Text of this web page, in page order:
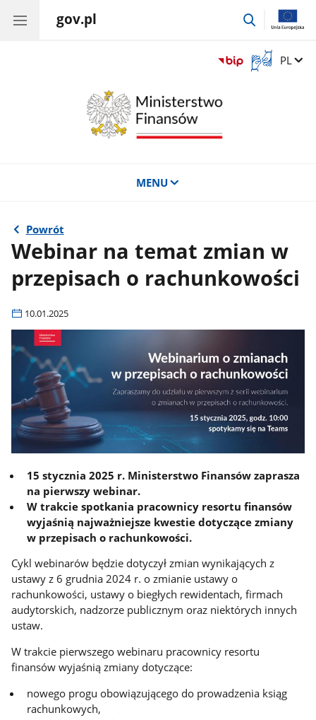
gov.pl
przejdź
Otwórz
okno
Zmień
PL
MENU
Powrót
Webinar na temat zmian w
przepisach o rachunkowości
10.01.2025
15 stycznia 2025 r. Ministerstwo Finansów zaprasza
na pierwszy webinar.
W trakcie spotkania pracownicy resortu finansów
wyjaśnią najważniejsze kwestie dotyczące zmiany
w przepisach o rachunkowości.
Cykl webinarów będzie dotyczył zmian wynikających z
ustawy z 6 grudnia 2024 r. o zmianie ustawy o
rachunkowości, ustawy o biegłych rewidentach, firmach
audytorskich, nadzorze publicznym oraz niektórych innych
ustaw.
W trakcie pierwszego webinaru pracownicy resortu
finansów wyjaśnią zmiany dotyczące:
nowego progu obowiązującego do prowadzenia ksiąg
rachunkowych,